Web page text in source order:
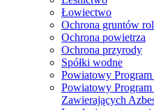
Łowiectwo
Ochrona gruntów
Ochrona powietrza
Ochrona przyrody
Spółki wodne
Powiatowy
Powiatowy
Zawierających